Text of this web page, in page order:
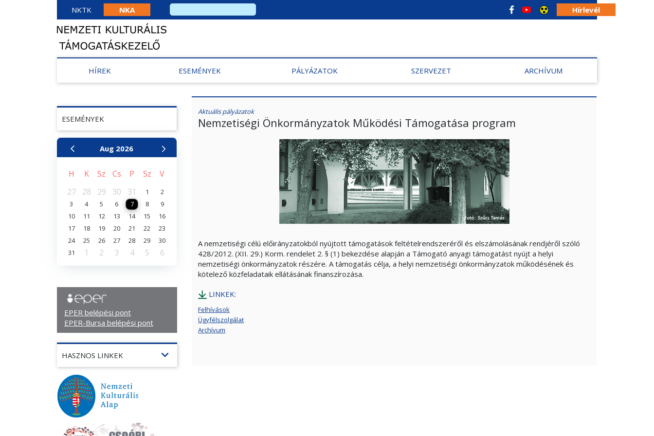
NKTK NKA Hírlevél
HÍREK ESEMÉNYEK PÁLYÁZATOK SZERVEZET ARCHÍVUM
ESEMÉNYEK
Aug 2026
H K Sz Cs P Sz
V
27
28 29 30 31 1
2
3
4 5 6 7 8
9
10
11 12 13 14 15
16
17
18 19 20 21 22
23
24
25 26 27 28 29
30
31
1 2 3 4 5 6
EPER belépési pont
EPER-Bursa belépési pont
HASZNOS LINKEK expand_more
Aktuális pályázatok
Nemzetiségi Önkormányzatok Működési Támogatása program
A nemzetiségi célú előirányzatokból nyújtott támogatások feltételrendszeréről és elszámolásának rendjéről szóló
428/2012. (XII. 29.) Korm. rendelet 2. § (1) bekezdése alapján a Támogató anyagi támogatást nyújt a helyi
nemzetiségi önkormányzatok részére. A támogatás célja, a helyi nemzetiségi önkormányzatok működésének és
kötelező közfeladataik ellátásának finanszírozása.
LINKEK:
Felhívások
Ügyfélszolgálat
Archívum